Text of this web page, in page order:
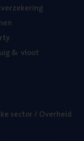
& vloot
sec­tor / Overheid